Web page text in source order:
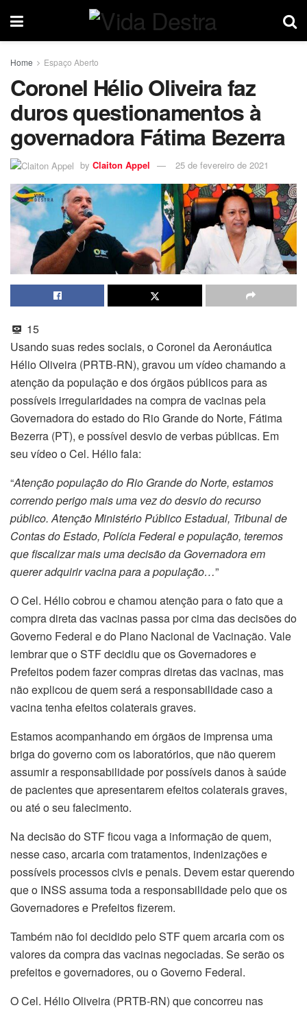
Home Espaço Aberto
Coronel Hélio Oliveira faz
duros questionamentos à
governadora Fátima Bezerra
by Claiton Appel 25 de fevereiro de 2021
15
Usando suas redes sociais, o Coronel da Aeronáutica
Hélio Oliveira (PRTB-RN), gravou um vídeo chamando a
atenção da população e dos órgãos públicos para as
possíveis irregularidades na compra de vacinas pela
Governadora do estado do Rio Grande do Norte, Fátima
Bezerra (PT), e possível desvio de verbas públicas. Em
seu vídeo o Cel. Hélio fala:
“Atenção população do Rio Grande do Norte, estamos
correndo perigo mais uma vez do desvio do recurso
público. Atenção Ministério Público Estadual, Tribunal de
Contas do Estado, Polícia Federal e população, teremos
que fiscalizar mais uma decisão da Governadora em
querer adquirir vacina para a população…”
O Cel. Hélio cobrou e chamou atenção para o fato que a
compra direta das vacinas passa por cima das decisões do
Governo Federal e do Plano Nacional de Vacinação. Vale
lembrar que o STF decidiu que os Governadores e
Prefeitos podem fazer compras diretas das vacinas, mas
não explicou de quem será a responsabilidade caso a
vacina tenha efeitos colaterais graves.
Estamos acompanhando em órgãos de imprensa uma
briga do governo com os laboratórios, que não querem
assumir a responsabilidade por possíveis danos à saúde
de pacientes que apresentarem efeitos colaterais graves,
ou até o seu falecimento.
Na decisão do STF ficou vaga a informação de quem,
nesse caso, arcaria com tratamentos, indenizações e
possíveis processos civis e penais. Devem estar querendo
que o INSS assuma toda a responsabilidade pelo que os
Governadores e Prefeitos fizerem.
Também não foi decidido pelo STF quem arcaria com os
valores da compra das vacinas negociadas. Se serão os
prefeitos e governadores, ou o Governo Federal.
O Cel. Hélio Oliveira (PRTB-RN) que concorreu nas